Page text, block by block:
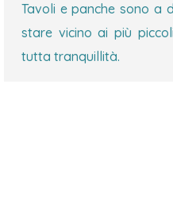
Tavoli e panche sono a
stare vicino ai più
tutta tranquillità.